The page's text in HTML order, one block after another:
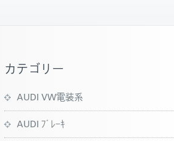
カテゴリー
AUDI VW電装系
AUDI ﾌﾞﾚｰｷ